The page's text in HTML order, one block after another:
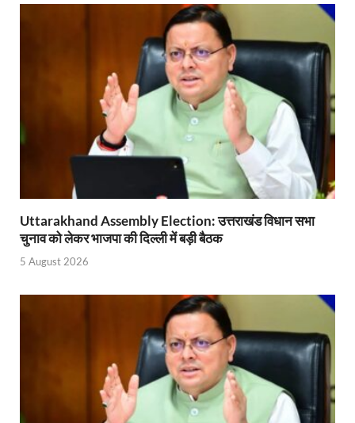
Uttarakhand Assembly Election: उत्तराखंड विधान सभा
चुनाव को लेकर भाजपा की दिल्ली में बड़ी बैठक
5 August 2026